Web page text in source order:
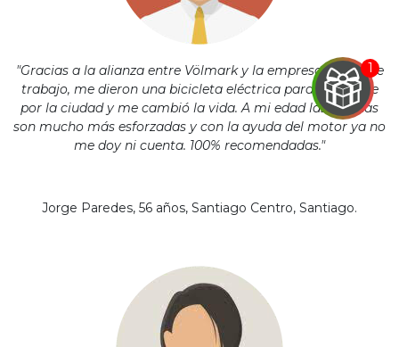
"Gracias a la alianza entre Völmark y la empresa en donde
trabajo, me dieron una bicicleta eléctrica para moverme
por la ciudad y me cambió la vida. A mi edad las subidas
son mucho más esforzadas y con la ayuda del motor ya no
me doy ni cuenta. 100% recomendadas."
Jorge Paredes, 56 años, Santiago Centro, Santiago.